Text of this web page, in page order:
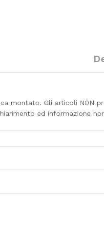
montato. Gli articoli NON
ed informazione